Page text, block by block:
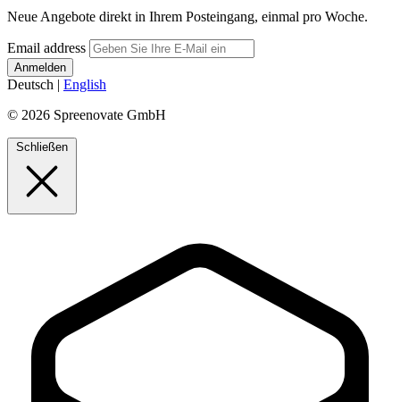
Neue Angebote direkt in Ihrem Posteingang, einmal pro Woche.
Email address
Deutsch | English
© 2026 Spreenovate GmbH
Schließen